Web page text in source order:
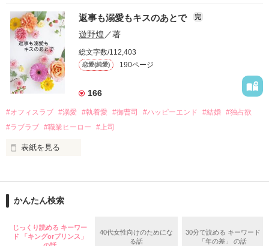
『責任をとる、結婚しよう』と真っ直ぐに告げてきた。
戸惑う美桜とは裏腹に、好きという気持ちを隠すことなく
甘やかしてくる。
そんなある日、哲平は美桜がストーカー被害に
遭っていることを知る。
美桜を守るため、哲平は同居を提案してきて――。
夏木美桜(なつきみお)
鳴海哲平 (なるみてっぺい)
2026.6.5～2026.7.25
おかしな噂を流されて前の職場でうまくいかなかった梅田美
桜は、海外で傷心旅行をしていたところ、日本人美青年と出会
い、酒の勢いもあり一夜限りの関係となる。
帰国後、美桜は新しい職場でワンナイトした美青年と再会。
なんと彼の正体は、とある財閥御曹司にも関わらず、一族を離
れて起業した新進気鋭の実業家、社内でも冷徹だと評判な社長
――御影恭司その人だったのだ――！
なぜか恭司から飼い猫の世話係を命じられた美桜は、猫の世
の関係となってしまい――？
返事も溺愛もキスのあとで 完
遊野煌／著
総文字数/112,403
恋愛(純愛) 190ページ
166
#オフィスラブ #溺愛 #執着愛 #御曹司 #ハッピーエンド #結婚 #独占欲
#ラブラブ #職業ヒーロー #上司
表紙を見る
ションの企画戦略室で働いている。
めた、同期で恋人の石垣守（26）がいるのだが、後輩の姫原由
いた。
守と由羅から『便利屋雛子』と馬鹿にされ、一人こっそり泣い
かんたん検索
じっくり読める キーワー
ド 「キングorプリンス」
40代女性向けのためにな
る話
30分で読める キーワード
「年の差」 の話